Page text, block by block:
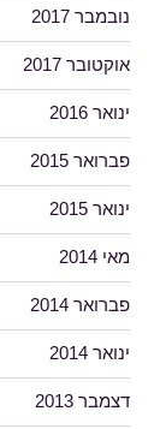
נובמבר 2017
אוקטובר 2017
ינואר 2016
פברואר 2015
ינואר 2015
מאי 2014
פברואר 2014
ינואר 2014
דצמבר 2013